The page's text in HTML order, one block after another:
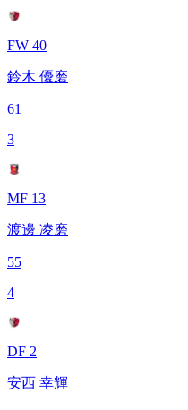
FW 40
鈴木 優磨
61
3
MF 13
渡邊 凌磨
55
4
DF 2
安西 幸輝